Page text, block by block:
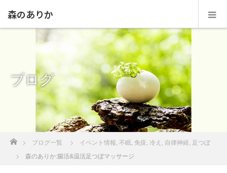
森のありか
ブログ
ブログ一覧 イベント情報 不眠 免疫 冷え 自律神経
足つぼ
森のありか:腸活&温活足つぼマッサージ